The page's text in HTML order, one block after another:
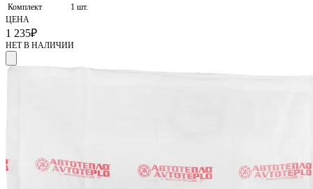
Комплект
1 шт.
ЦЕНА
1 235₽
НЕТ В НАЛИЧИИ